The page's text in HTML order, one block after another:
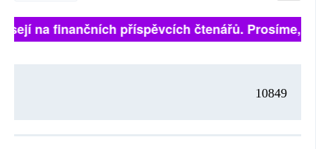
na finančních příspěvcích čtenářů. Prosíme,
10849